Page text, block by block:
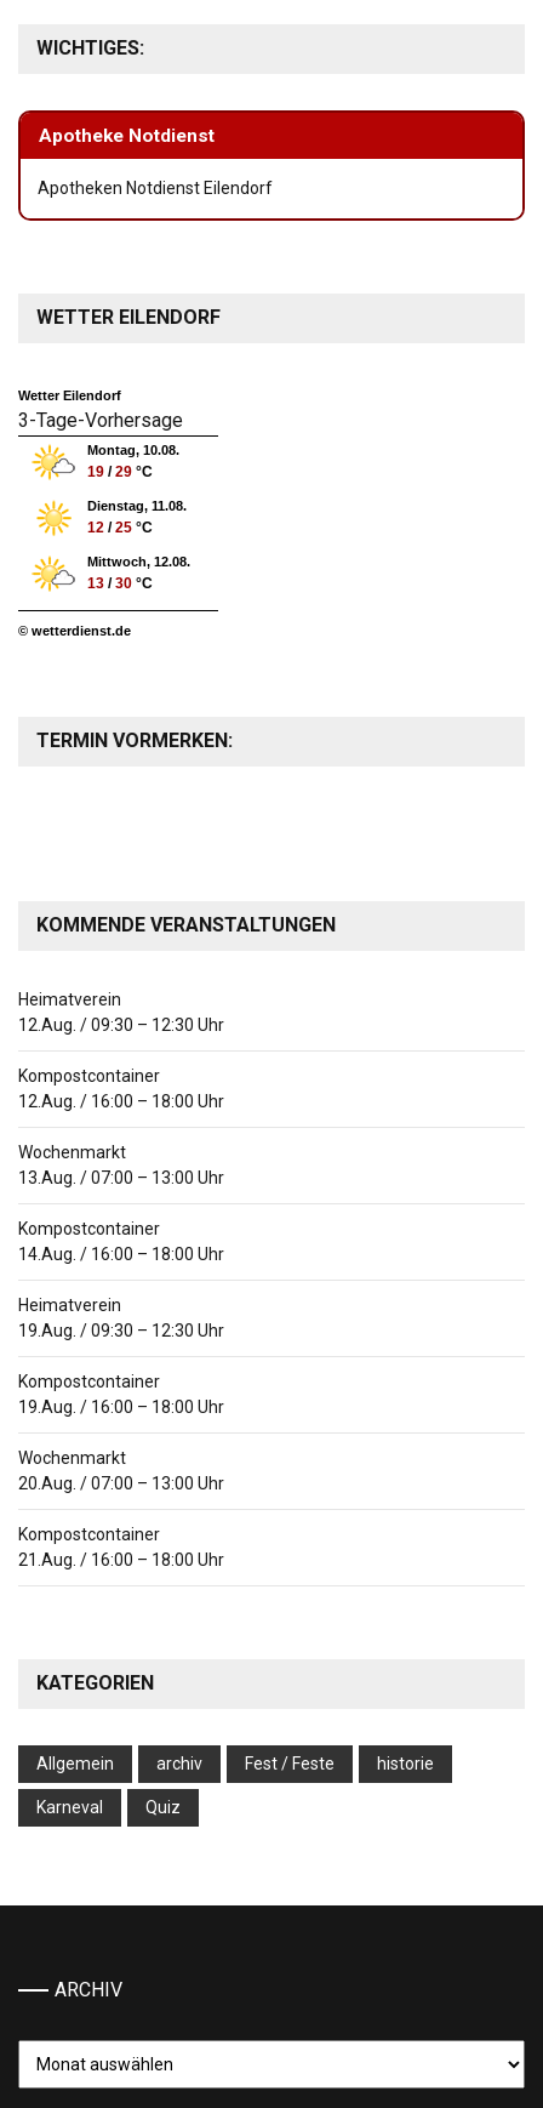
WICHTIGES:
Apotheke Notdienst
Apotheken Notdienst Eilendorf
WETTER EILENDORF
Wetter Eilendorf
3-Tage-Vorhersage
Montag, 10.08.
19 /29 °C
Dienstag, 11.08.
12 /25 °C
Mittwoch, 12.08.
13 /30 °C
© wetterdienst.de
TERMIN VORMERKEN:
KOMMENDE VERANSTALTUNGEN
Heimatverein
12.Aug. /09:30 – 12:30 Uhr
Kompostcontainer
12.Aug. / 16:00 – 18:00 Uhr
Wochenmarkt
13.Aug. /07:00 – 13:00 Uhr
Kompostcontainer
14.Aug. / 16:00 – 18:00 Uhr
Heimatverein
19.Aug. /09:30 – 12:30 Uhr
Kompostcontainer
19.Aug. / 16:00 – 18:00 Uhr
Wochenmarkt
20.Aug. /07:00 – 13:00 Uhr
Kompostcontainer
21.Aug. / 16:00 – 18:00 Uhr
KATEGORIEN
Allgemein archiv Fest / Feste historie
Karneval Quiz
ARCHIV